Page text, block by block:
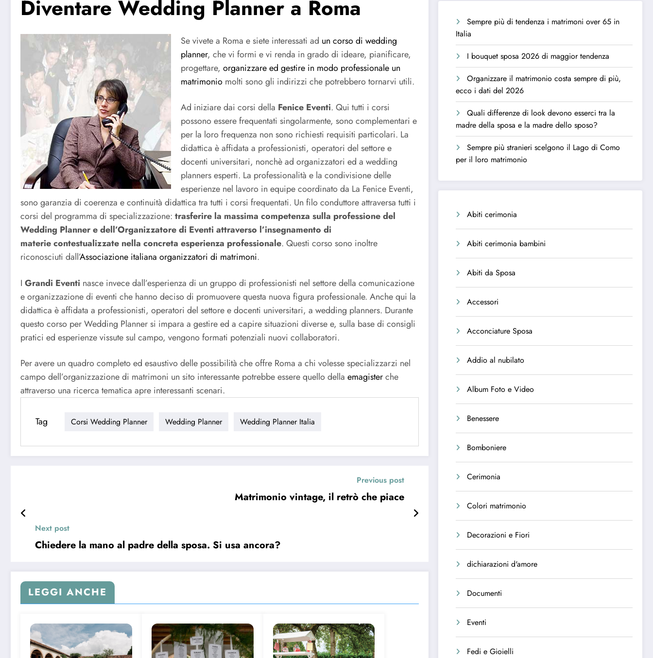
Diventare Wedding Planner a Roma
Se vivete a Roma e siete interessati ad un corso di wedding
planner, che vi formi e vi renda in grado di ideare, pianificare,
progettare, organizzare ed gestire in modo professionale un
matrimonio molti sono gli indirizzi che potrebbero tornarvi utili.
Ad iniziare dai corsi della Fenice Eventi. Qui tutti i corsi
possono essere frequentati singolarmente, sono complementari e
per la loro frequenza non sono richiesti requisiti particolari. La
didattica è affidata a professionisti, operatori del settore e
docenti universitari, nonchè ad organizzatori ed a wedding
planners esperti. La professionalità e la condivisione delle
esperienze nel lavoro in equipe coordinato da La Fenice Eventi,
sono garanzia di coerenza e continuità didattica tra tutti i corsi frequentati. Un filo conduttore attraversa tutti i
corsi del programma di specializzazione: trasferire la massima competenza sulla professione del
Wedding Planner e dell’Organizzatore di Eventi attraverso l’insegnamento di
materie contestualizzate nella concreta esperienza professionale. Questi corso sono inoltre
riconosciuti dall’Associazione italiana organizzatori di matrimoni.
I Grandi Eventi nasce invece dall’esperienza di un gruppo di professionisti nel settore della comunicazione
e organizzazione di eventi che hanno deciso di promuovere questa nuova figura professionale. Anche qui la
didattica è affidata a professionisti, operatori del settore e docenti universitari, a wedding planners. Durante
questo corso per Wedding Planner si impara a gestire ed a capire situazioni diverse e, sulla base di consigli
pratici ed esperienze vissute sul campo, vengono formati potenziali nuovi collaboratori.
Per avere un quadro completo ed esaustivo delle possibilità che offre Roma a chi volesse specializzarzi nel
campo dell’organizzazione di matrimoni un sito interessante potrebbe essere quello della emagisterche
attraverso una ricerca tematica apre interessanti scenari.
Tag Corsi Wedding Planner Wedding Planner Wedding Planner Italia
Previous post
Matrimonio vintage, il retrò che piace
Next post
Chiedere la mano al padre della sposa. Si usa ancora?
LEGGI ANCHE
Sempre più di tendenza i matrimoni over 65 in
Italia
I bouquet sposa 2026 di maggior tendenza
Organizzare il matrimonio costa sempre di più,
ecco i dati del 2026
Quali differenze di look devono esserci tra la
madre della sposa e la madre dello sposo?
Sempre più stranieri scelgono il Lago di Como
per il loro matrimonio
Abiti cerimonia
Abiti cerimonia bambini
Abiti da Sposa
Accessori
Acconciature Sposa
Addio al nubilato
Album Foto e Video
Benessere
Bomboniere
Cerimonia
Colori matrimonio
Decorazioni e Fiori
dichiarazioni d'amore
Documenti
Eventi
Fedi e Gioielli